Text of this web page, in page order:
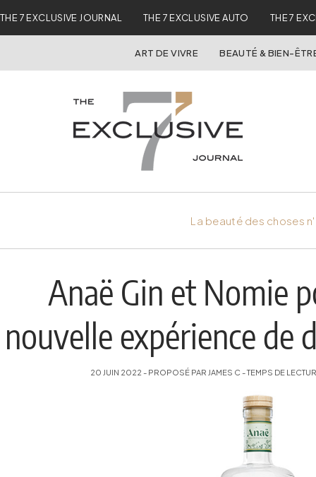
THE 7 EXCLUSIVE JOURNAL THE 7 EXCLUSIVE AUTO THE 7
ART DE VIVRE BEAUTÉ & BIEN-
La beauté des choses
Anaë Gin et Nomie
nouvelle expérience de
20 JUIN 2022 - PROPOSÉ PAR JAMES C - TEMPS DE